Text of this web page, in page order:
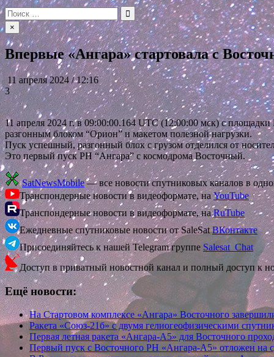
Искать:
×
Впервые «Ангара» стартовала с
11 апреля 2024 / 12:16
3
11 апреля 2024 г. в 09:00:00.164 UTC (12:00:00 мск) с
разгонным блоком “Орион” и макетом полезной нагрузки.
Пуск успешный, разгонный блок с грузом отделился от
Это первый пуск РН “Ангара” с космодрома Восточный.
SatNewsMobile— все новости спутниковых каналов в
Транспондерные новости в видеоформате, наYouTube
Транспондерные новости в видеоформате, наRuTube
Ежедневные спутниковые новости от SaleSatВКонтакте
Присоединяйтесь к нашей Telegram группе Salesat_Chat
Доступ в приватный новостной канал и полный доступ к
Ещё новости:
На Стартовом комплексе «Ангара» Восточного
Ракета «Союз-21б» с двумя гелиогеофизическими
Первая летная ракета «Ангара-А5» для Восточного
Первый пуск с Восточного РН «Ангара-А5» отложен на